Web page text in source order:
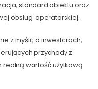
standard obiektu oraz
obsługi operatorskiej.
z myślą o inwestorach,
przychody z
wartość użytkową